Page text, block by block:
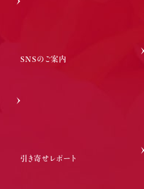
SNSのご案内
引き寄せレポート